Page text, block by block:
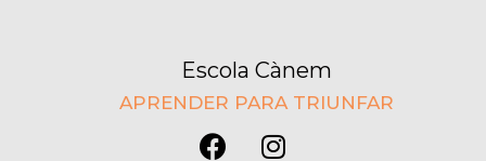
Escola Cànem
APRENDER PARA TRIUNFAR